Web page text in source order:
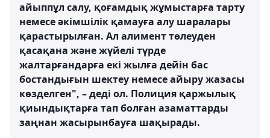
айыппұл салу, қоғамдық жұмыстарға тарту
немесе әкімшілік қамауға алу шаралары
қарастырылған. Ал алимент төлеуден
қасақана және жүйелі түрде
жалтарғандарға екі жылға дейін бас
бостандығын шектеу немесе айыру жазасы
көзделген", – деді ол. Полиция қаржылық
қиындықтарға тап болған азаматтарды
заңнан жасырынбауға шақырады.